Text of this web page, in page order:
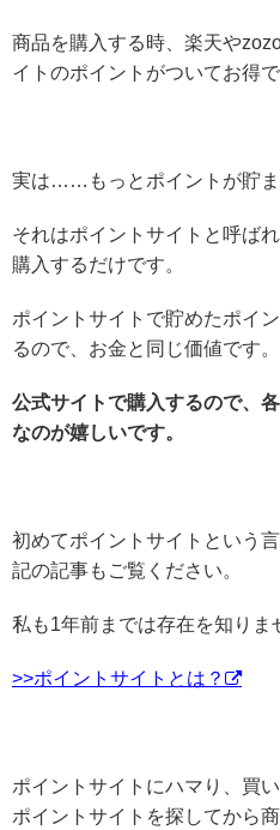
商品を購入する時、楽天や
イトのポイントがついてお得で
実は……もっとポイントが貯ま
それはポイントサイトと呼ば
購入するだけです。
ポイントサイトで貯めたポイ
るので、お金と同じ価値です。
公式サイトで購入するので、
なのが嬉しいです。
初めてポイントサイトという
記の記事もご覧ください。
私も1年前までは存在を知りま
>>ポイントサイトとは？
ポイントサイトにハマり、買
ポイントサイトを探してから